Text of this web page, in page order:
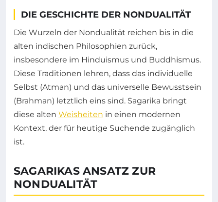
DIE GESCHICHTE DER NONDUALITÄT
Die Wurzeln der Nondualität reichen bis in die
alten indischen Philosophien zurück,
insbesondere im Hinduismus und Buddhismus.
Diese Traditionen lehren, dass das individuelle
Selbst (Atman) und das universelle Bewusstsein
(Brahman) letztlich eins sind. Sagarika bringt
diese alten Weisheiten in einen modernen
Kontext, der für heutige Suchende zugänglich
ist.
SAGARIKAS ANSATZ ZUR
NONDUALITÄT